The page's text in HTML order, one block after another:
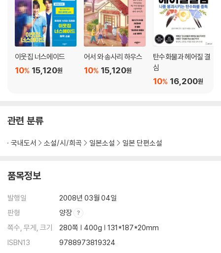
이웃집 너스에이드
15,120원
10%
어서 와 송사리 하우스
15,120원
10%
탄수화물과 헤어질 결
심
16,200원
10%
관련 분류
국내도서 소설/시/희곡 일본소설 일본 단편소설
품목정보
발행일
2008년 03월 04일
판형
양장
쪽수, 무게, 크기
280쪽 | 400g | 131*187*20mm
ISBN13
9788973819324